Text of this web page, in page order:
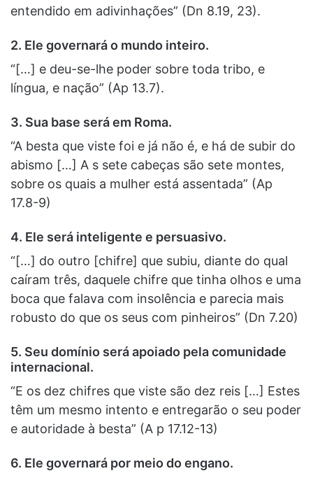
entendido em adivinhações” (Dn 8.19, 23).
2. Ele governará o mundo inteiro.
“[…] e deu-se-lhe poder sobre toda tribo, e
língua, e nação” (Ap 13.7).
3. Sua base será em Roma.
“A besta que viste foi e já não é, e há de subir do
abismo […] A s sete cabeças são sete montes,
sobre os quais a mulher está assentada” (Ap
17.8-9)
4. Ele será inteligente e persuasivo.
“[…] do outro [chifre] que subiu, diante do qual
caíram três, daquele chifre que tinha olhos e uma
boca que falava com insolência e parecia mais
robusto do que os seus com pinheiros” (Dn 7.20)
5. Seu domínio será apoiado pela comunidade
internacional.
“E os dez chifres que viste são dez reis […] Estes
têm um mesmo intento e entregarão o seu poder
e autoridade à besta” (A p 17.12-13)
6. Ele governará por meio do engano.